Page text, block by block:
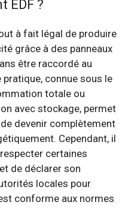
EDF ?
à fait légal de produire
grâce à des panneaux
être raccordé au
pratique, connue sous le
totale ou
avec stockage, permet
devenir complètement
Cependant, il
certaines
de déclarer son
locales pour
conforme aux normes